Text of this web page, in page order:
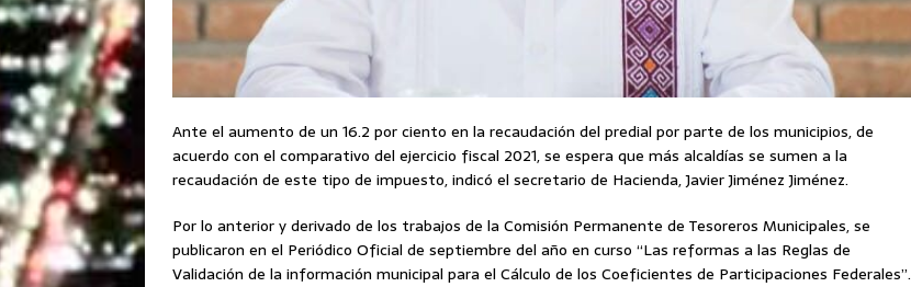
Ante el aumento de un 16.2 por ciento en la recaudación del predial por parte de los municipios, de
acuerdo con el comparativo del ejercicio fiscal 2021, se espera que más alcaldías se sumen a la
recaudación de este tipo de impuesto, indicó el secretario de Hacienda, Javier Jiménez Jiménez.
Por lo anterior y derivado de los trabajos de la Comisión Permanente de Tesoreros Municipales, se
publicaron en el Periódico Oficial de septiembre del año en curso “Las reformas a las Reglas de
Validación de la información municipal para el Cálculo de los Coeficientes de Participaciones Federales”.